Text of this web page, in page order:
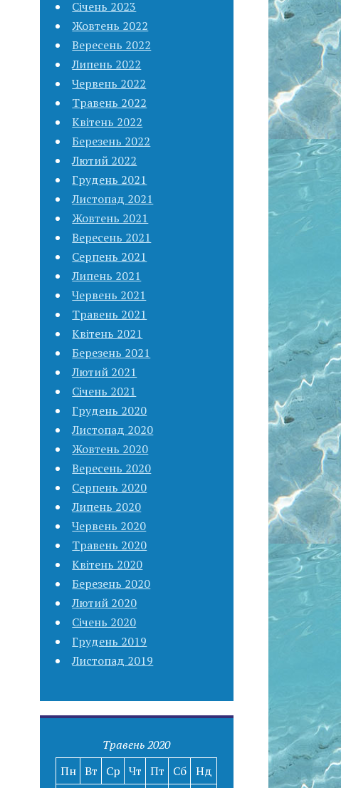
Січень 2023
Жовтень 2022
Вересень 2022
Липень 2022
Червень 2022
Травень 2022
Квітень 2022
Березень 2022
Лютий 2022
Грудень 2021
Листопад 2021
Жовтень 2021
Вересень 2021
Серпень 2021
Липень 2021
Червень 2021
Травень 2021
Квітень 2021
Березень 2021
Лютий 2021
Січень 2021
Грудень 2020
Листопад 2020
Жовтень 2020
Вересень 2020
Серпень 2020
Липень 2020
Червень 2020
Травень 2020
Квітень 2020
Березень 2020
Лютий 2020
Січень 2020
Грудень 2019
Листопад 2019
Травень 2020
Пн Вт Ср Чт Пт Сб Нд